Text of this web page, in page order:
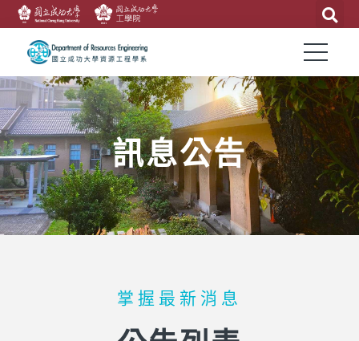
訊息公告
掌握最新消息